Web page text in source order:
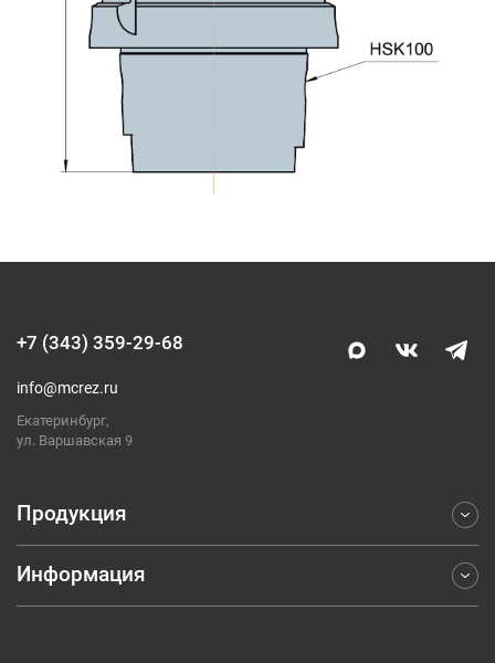
Продукция
Фрезерование
Точение
Информация
+7 (343) 359-29-68
info@mcrez.ru
Екатеринбург,
ул. Варшавская 9